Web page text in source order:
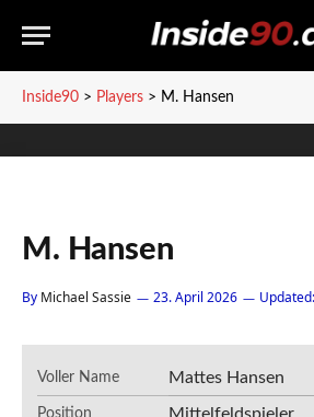
Inside90 > Players > M. Hansen
M. Hansen
By Michael Sassie 23. April 2026 Updated:
Voller Name Mattes Hansen
Position